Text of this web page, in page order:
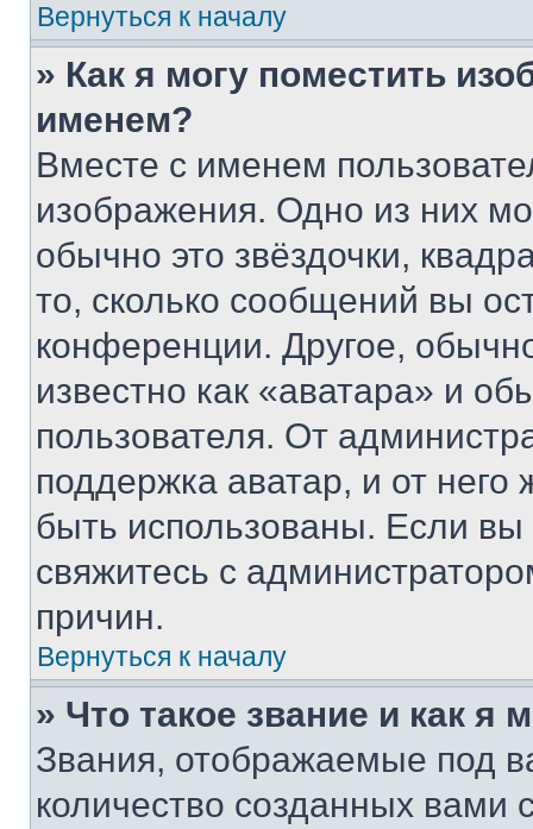
Вернуться к началу
» Как я могу поместить
именем?
Вместе с именем
изображения. Одно из них
обычно это звёздочки,
то, сколько сообщений вы
конференции. Другое,
известно как «аватара» и
пользователя. От
поддержка аватар, и от него
быть использованы. Если
свяжитесь с
причин.
Вернуться к началу
» Что такое звание и как я
Звания, отображаемые под
количество созданных